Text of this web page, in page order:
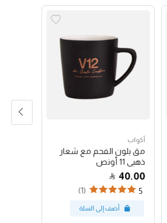
أكواب
مق بلون الفحم مع شعار
ذهبي 11 أونص
40.00
5
(1)